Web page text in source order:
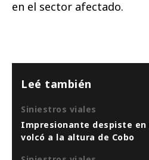
en el sector afectado.
Leé también
Siniestros viales
Impresionante despiste
volcó a la altura de Cobo